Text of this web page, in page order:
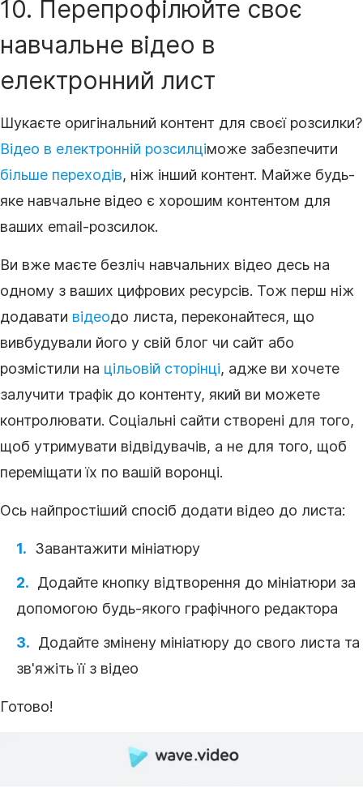
10. Перепрофілюйте своє
навчальне відео в
електронний лист
Шукаєте оригінальний контент для своєї розсилки?
Відео в електронній розсилціможе забезпечити
більше переходів, ніж інший контент. Майже будь-
яке навчальне відео є хорошим контентом для
ваших email-розсилок.
Ви вже маєте безліч навчальних відео десь на
одному з ваших цифрових ресурсів. Тож перш ніж
додавати відеодо листа, переконайтеся, що
вивбудували його у свій блог чи сайт або
розмістили на цільовій сторінці, адже ви хочете
залучити трафік до контенту, який ви можете
контролювати. Соціальні сайти створені для того,
щоб утримувати відвідувачів, а не для того, щоб
переміщати їх по вашій воронці.
Ось найпростіший спосіб додати відео до листа:
Завантажити мініатюру
Додайте кнопку відтворення до мініатюри за
допомогою будь-якого графічного редактора
Додайте змінену мініатюру до свого листа та
зв'яжіть її з відео
Готово!